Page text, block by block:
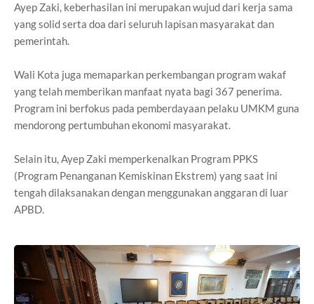
Ayep Zaki, keberhasilan ini merupakan wujud dari kerja sama
yang solid serta doa dari seluruh lapisan masyarakat dan
pemerintah.
Wali Kota juga memaparkan perkembangan program wakaf
yang telah memberikan manfaat nyata bagi 367 penerima.
Program ini berfokus pada pemberdayaan pelaku UMKM guna
mendorong pertumbuhan ekonomi masyarakat.
Selain itu, Ayep Zaki memperkenalkan Program PPKS
(Program Penanganan Kemiskinan Ekstrem) yang saat ini
tengah dilaksanakan dengan menggunakan anggaran di luar
APBD.